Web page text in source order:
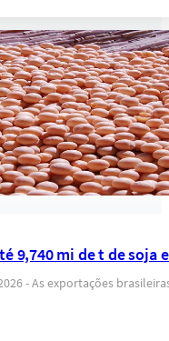
9,740 mi de t de soja
- As exportações